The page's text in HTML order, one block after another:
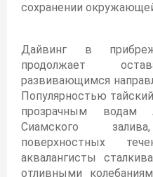
сохранении
Дайвинг в
продолжает
развивающимся
Популярностью
прозрачным водам
Сиамского
поверхностных
аквалангисты
отливными